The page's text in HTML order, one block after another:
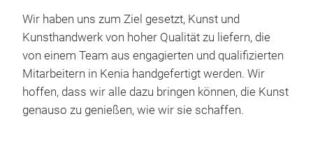
Wir haben uns zum Ziel gesetzt, Kunst und
Kunsthandwerk von hoher Qualität zu liefern, die
von einem Team aus engagierten und qualifizierten
Mitarbeitern in Kenia handgefertigt werden. Wir
hoffen, dass wir alle dazu bringen können, die Kunst
genauso zu genießen, wie wir sie schaffen.